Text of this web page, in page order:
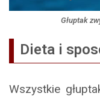
Głuptak
Dieta i
Wszystkie